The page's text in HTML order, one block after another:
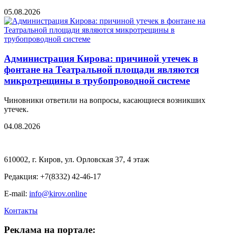
05.08.2026
Администрация Кирова: причиной утечек в
фонтане на Театральной площади являются
микротрещины в трубопроводной системе
Чиновники ответили на вопросы, касающиеся возникших
утечек.
04.08.2026
610002, г. Киров, ул. Орловская 37, 4 этаж
Редакция: +7(8332) 42-46-17
E-mail: info@kirov.online
Контакты
Реклама на портале: